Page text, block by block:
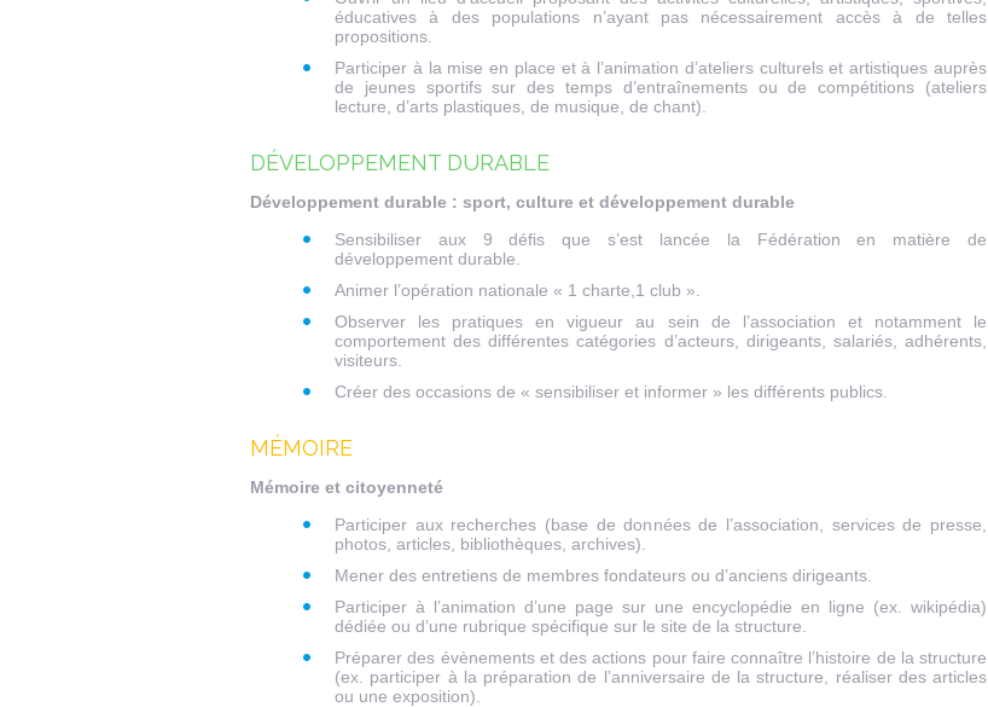
éducatives à des populations n’ayant pas nécessairement accès à de telles
propositions.
Participer à la mise en place et à l’animation d’ateliers culturels et artistiques auprès
de jeunes sportifs sur des temps d’entraînements ou de compétitions (ateliers
lecture, d’arts plastiques, de musique, de chant).
DÉVELOPPEMENT DURABLE
Développement durable : sport, culture et développement durable
Sensibiliser aux 9 défis que s’est lancée la Fédération en matière de
développement durable.
Animer l’opération nationale « 1 charte,1 club ».
Observer les pratiques en vigueur au sein de l’association et notamment le
comportement des différentes catégories d’acteurs, dirigeants, salariés, adhérents,
visiteurs.
Créer des occasions de « sensibiliser et informer » les différents publics.
MÉMOIRE
Mémoire et citoyenneté
Participer aux recherches (base de données de l’association, services de presse,
photos, articles, bibliothèques, archives).
Mener des entretiens de membres fondateurs ou d’anciens dirigeants.
Participer à l’animation d’une page sur une encyclopédie en ligne (ex. wikipédia)
dédiée ou d’une rubrique spécifique sur le site de la structure.
Préparer des évènements et des actions pour faire connaître l’histoire de la structure
(ex. participer à la préparation de l’anniversaire de la structure, réaliser des articles
ou une exposition).